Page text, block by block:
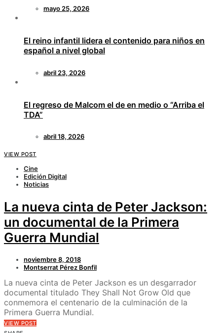
mayo 25, 2026
El reino infantil lidera el contenido para niños en
español a nivel global
abril 23, 2026
El regreso de Malcom el de en medio o “Arriba el
TDA”
abril 18, 2026
VIEW POST
Cine
Edición Digital
Noticias
La nueva cinta de Peter Jackson:
un documental de la Primera
Guerra Mundial
noviembre 8, 2018
Montserrat Pérez Bonfil
La nueva cinta de Peter Jackson es un desgarrador
documental titulado They Shall Not Grow Old que
conmemora el centenario de la culminación de la
Primera Guerra Mundial.
VIEW POST